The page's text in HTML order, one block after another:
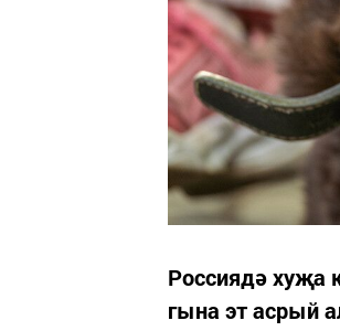
Россиядә хуҗа
гына эт асрый